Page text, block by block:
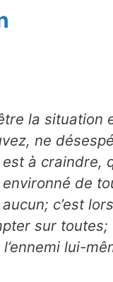
la situation
ne
à craindre,
environné de
c’est
sur toutes;
lui-